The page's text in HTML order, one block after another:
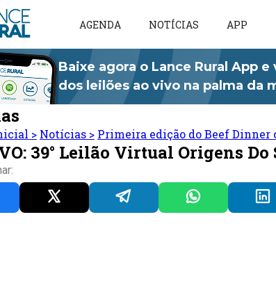
AGENDA NOTÍCIAS APP
Baixe agora o Lance Rural App
dos leilões ao vivo na palma da
> Notícias > Primeira edição do Beef Dinner
39° Leilão Virtual Origens Do